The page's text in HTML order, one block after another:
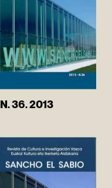
N. 36. 2013